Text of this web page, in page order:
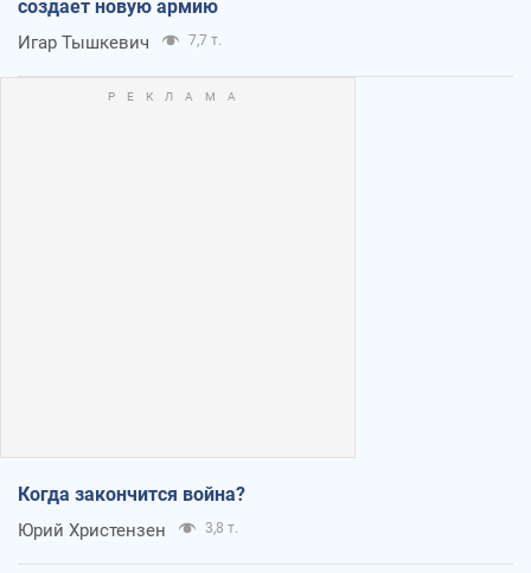
создает новую армию
Игар Тышкевич 7,7 т.
Когда закончится война?
Юрий Христензен 3,8 т.